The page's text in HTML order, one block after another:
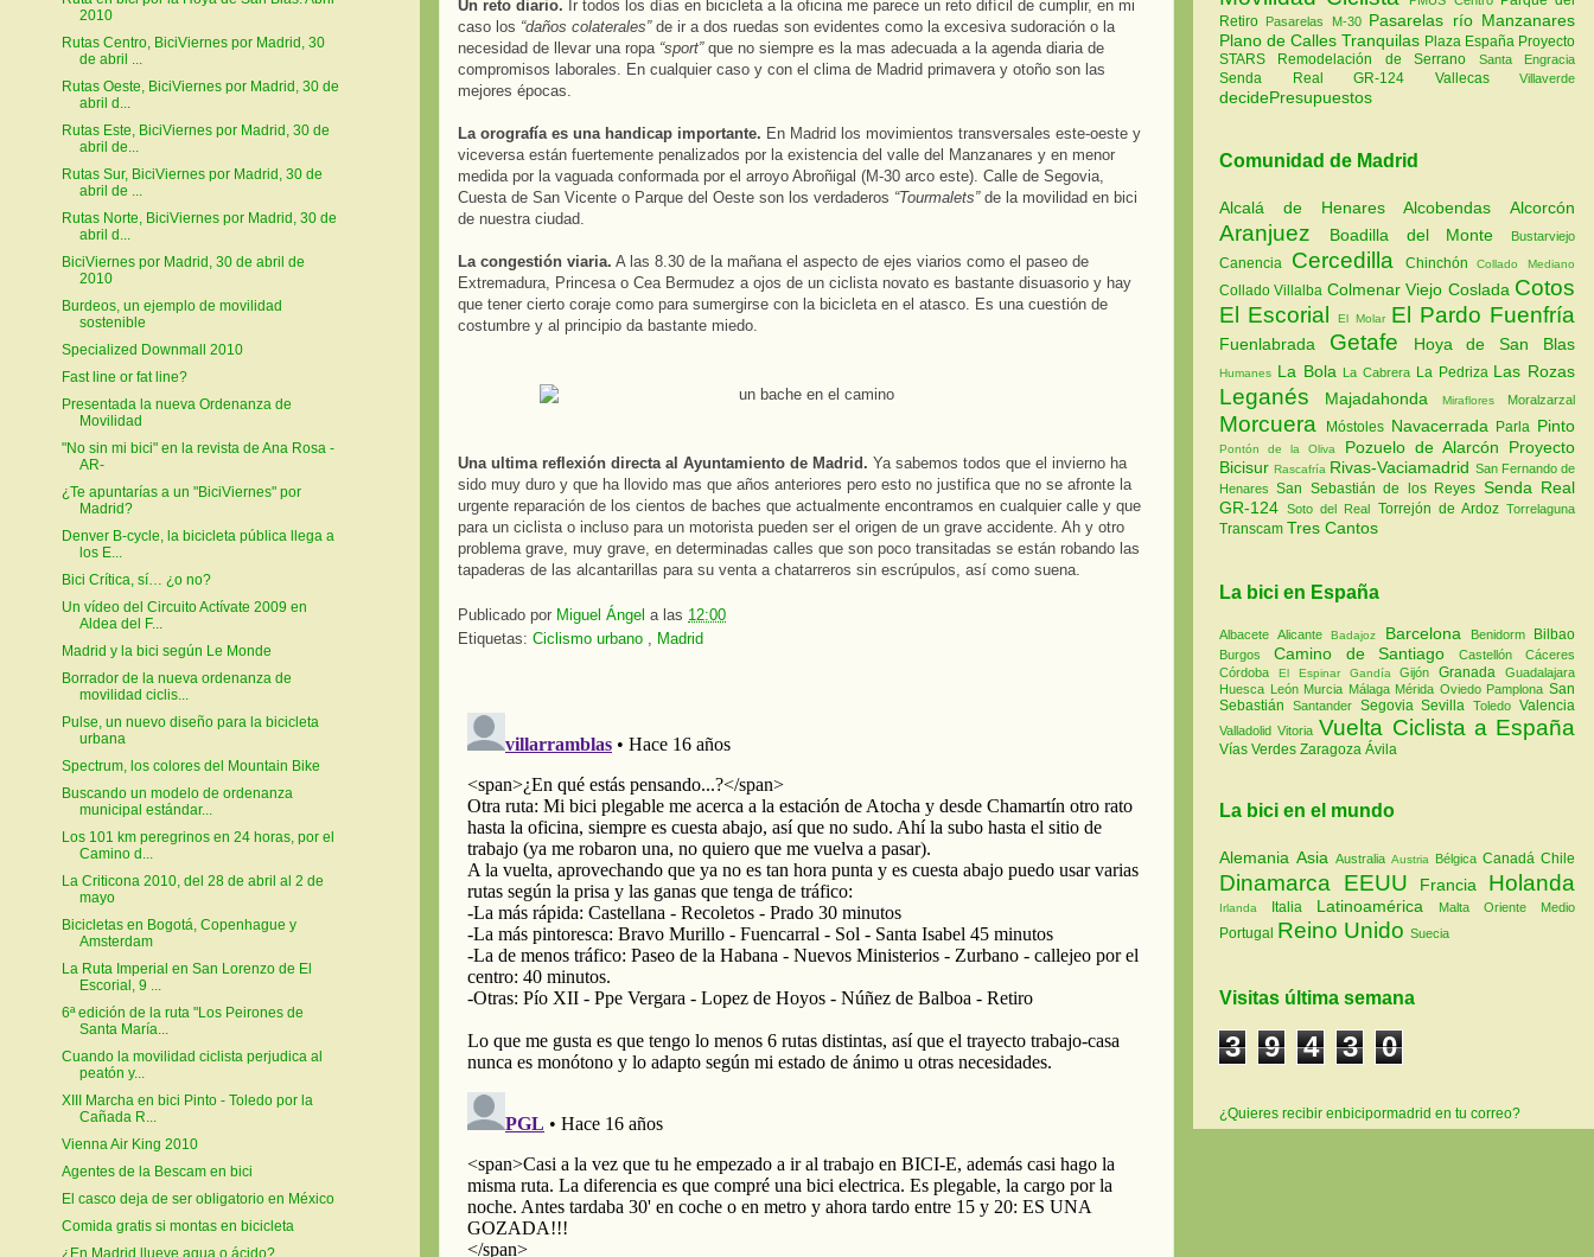
Un reto diario. Ir todos los días en bicicleta a la oficina me parece un reto difícil de cumplir, en mi
caso los “daños colaterales”de ir a dos ruedas son evidentes como la excesiva sudoración o la
necesidad de llevar una ropa “sport”que no siempre es la mas adecuada a la agenda diaria de
compromisos laborales. En cualquier caso y con el clima de Madrid primavera y otoño son las
mejores épocas.
La orografía es una handicap importante. En Madrid los movimientos transversales este-oeste y
viceversa están fuertemente penalizados por la existencia del valle del Manzanares y en menor
medida por la vaguada conformada por el arroyo Abroñigal (M-30 arco este). Calle de Segovia,
Cuesta de San Vicente o Parque del Oeste son los verdaderos “Tourmalets”de la movilidad en bici
de nuestra ciudad.
La congestión viaria. A las 8.30 de la mañana el aspecto de ejes viarios como el paseo de
Extremadura, Princesa o Cea Bermudez a ojos de un ciclista novato es bastante disuasorio y hay
que tener cierto coraje como para sumergirse con la bicicleta en el atasco. Es una cuestión de
costumbre y al principio da bastante miedo.
Una ultima reflexión directa al Ayuntamiento de Madrid. Ya sabemos todos que el invierno ha
sido muy duro y que ha llovido mas que años anteriores pero esto no justifica que no se afronte la
urgente reparación de los cientos de baches que actualmente encontramos en cualquier calle y que
para un ciclista o incluso para un motorista pueden ser el origen de un grave accidente. Ah y otro
problema grave, muy grave, en determinadas calles que son poco transitadas se están robando las
tapaderas de las alcantarillas para su venta a chatarreros sin escrúpulos, así como suena.
Publicado por Miguel Ángel a las 12:00
Etiquetas: Ciclismo urbano , Madrid
2010
Rutas Centro, BiciViernes por Madrid, 30
de abril ...
Rutas Oeste, BiciViernes por Madrid, 30 de
abril d...
Rutas Este, BiciViernes por Madrid, 30 de
abril de...
Rutas Sur, BiciViernes por Madrid, 30 de
abril de ...
Rutas Norte, BiciViernes por Madrid, 30 de
abril d...
BiciViernes por Madrid, 30 de abril de
2010
Burdeos, un ejemplo de movilidad
sostenible
Specialized Downmall 2010
Fast line or fat line?
Presentada la nueva Ordenanza de
Movilidad
"No sin mi bici" en la revista de Ana Rosa -
AR-
¿Te apuntarías a un "BiciViernes" por
Madrid?
Denver B-cycle, la bicicleta pública llega a
los E...
Bici Crítica, sí… ¿o no?
Un vídeo del Circuito Actívate 2009 en
Aldea del F...
Madrid y la bici según Le Monde
Borrador de la nueva ordenanza de
movilidad ciclis...
Pulse, un nuevo diseño para la bicicleta
urbana
Spectrum, los colores del Mountain Bike
Buscando un modelo de ordenanza
municipal estándar...
Los 101 km peregrinos en 24 horas, por el
Camino d...
La Criticona 2010, del 28 de abril al 2 de
mayo
Bicicletas en Bogotá, Copenhague y
Amsterdam
La Ruta Imperial en San Lorenzo de El
Escorial, 9 ...
6ª edición de la ruta "Los Peirones de
Santa María...
Cuando la movilidad ciclista perjudica al
peatón y...
XIII Marcha en bici Pinto - Toledo por la
Cañada R...
Vienna Air King 2010
Agentes de la Bescam en bici
El casco deja de ser obligatorio en México
Comida gratis si montas en bicicleta
Retiro Pasarelas M-30 Pasarelas río Manzanares
Plano de Calles Tranquilas Plaza España Proyecto
STARS Remodelación de Serrano Santa Engracia
Senda Real GR-124 Vallecas Villaverde
decidePresupuestos
Comunidad de Madrid
Alcalá de HenaresAlcobendas Alcorcón
Aranjuez Boadilla del Monte Bustarviejo
Canencia Cercedilla ChinchónCollado Mediano
Collado Villalba Colmenar Viejo Coslada Cotos
El EscorialEl Molar El Pardo Fuenfría
Fuenlabrada Getafe Hoya de San Blas
Humanes La Bola La Cabrera La Pedriza Las Rozas
Leganés Majadahonda Miraflores Moralzarzal
Morcuera Móstoles Navacerrada Parla Pinto
Pontón de la Oliva Pozuelo de Alarcón Proyecto
BicisurRascafría Rivas-Vaciamadrid San Fernando de
HenaresSan Sebastián de los Reyes Senda Real
GR-124Soto del Real Torrejón de ArdozTorrelaguna
Transcam Tres Cantos
La bici en España
AlbaceteAlicanteBadajoz Barcelona Benidorm Bilbao
Burgos Camino de SantiagoCastellónCáceres
Córdoba El Espinar GandíaGijónGranadaGuadalajara
Huesca León Murcia Málaga Mérida Oviedo PamplonaSan
Sebastián Santander SegoviaSevillaToledoValencia
ValladolidVitoria Vuelta Ciclista a España
Vías Verdes Zaragoza Ávila
La bici en el mundo
Alemania Asia Australia Austria Bélgica Canadá Chile
Dinamarca EEUU Francia Holanda
Irlanda Italia Latinoamérica Malta Oriente Medio
Portugal Reino Unido Suecia
Visitas última semana
3 9 4 3 0
¿Quieres recibir enbicipormadrid en tu correo?